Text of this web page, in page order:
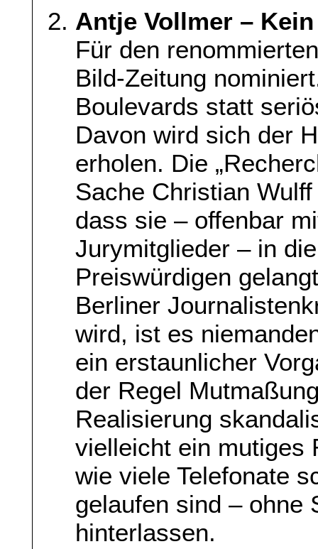
Antje Vollmer –
Für den
Bild-Zeitung
Boulevards statt
Davon wird sich der
erholen. Die
Sache Christian
dass sie – offenbar
Jurymitglieder – in
Preiswürdigen
Berliner
wird, ist es
ein erstaunlicher
der Regel
Realisierung
vielleicht ein mutiges
wie viele Telefonate
gelaufen sind – ohne
hinterlassen.